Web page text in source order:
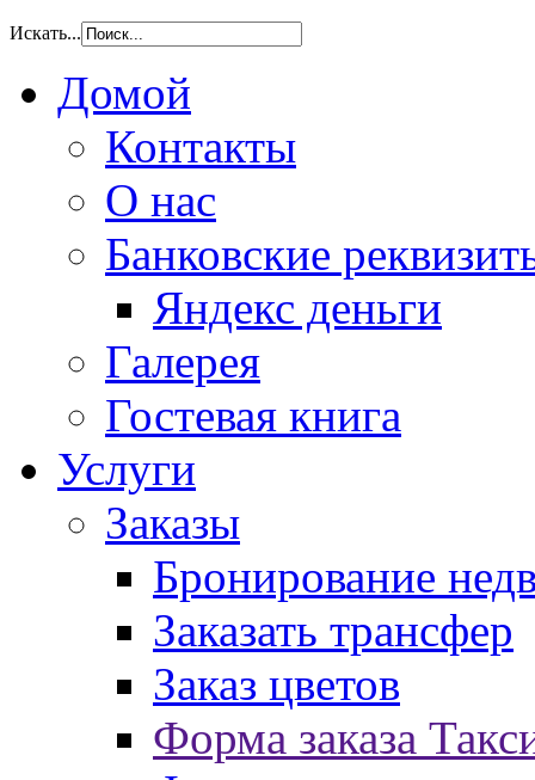
Искать...
Домой
Контакты
О нас
Банковские
Яндекс деньги
Галерея
Гостевая книга
Услуги
Заказы
Бронирование
Заказать трансфер
Заказ цветов
Форма заказа